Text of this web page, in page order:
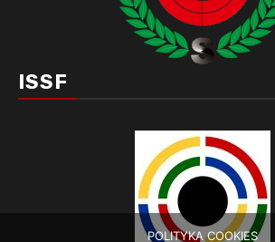
ISSF
POLITYKA COOKIES